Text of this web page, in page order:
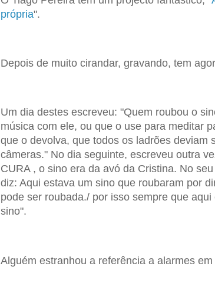
própria".
Depois de muito cirandar, gravando, tem
Um dia destes escreveu: "Quem roubou o
música com ele, ou que o use para meditar
que o devolva, que todos os ladrões deviam
câmeras." No dia seguinte, escreveu outra
CURA , o sino era da avó da Cristina. No
diz: Aqui estava um sino que roubaram por
pode ser roubada./ por isso sempre que
sino".
Alguém estranhou a referência a alarmes em